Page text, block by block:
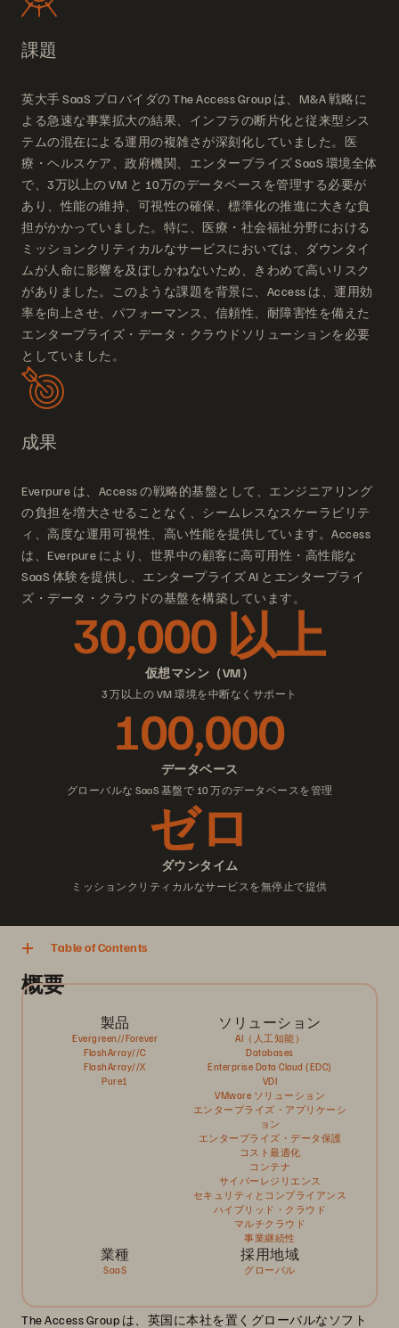
課題
英大手 SaaS プロバイダの The Access Group は、M&A 戦略に
よる急速な事業拡大の結果、インフラの断片化と従来型シス
テムの混在による運用の複雑さが深刻化していました。医
療・ヘルスケア、政府機関、エンタープライズ SaaS 環境全体
で、3万以上の VM と 10万のデータベースを管理する必要が
あり、性能の維持、可視性の確保、標準化の推進に大きな負
担がかかっていました。特に、医療・社会福祉分野における
ミッションクリティカルなサービスにおいては、ダウンタイ
ムが人命に影響を及ぼしかねないため、きわめて高いリスク
がありました。このような課題を背景に、Access は、運用効
率を向上させ、パフォーマンス、信頼性、耐障害性を備えた
エンタープライズ・データ・クラウドソリューションを必要
としていました。
成果
Everpure は、Access の戦略的基盤として、エンジニアリング
の負担を増大させることなく、シームレスなスケーラビリテ
ィ、高度な運用可視性、高い性能を提供しています。Access
は、Everpure により、世界中の顧客に高可用性・高性能な
SaaS 体験を提供し、エンタープライズ AI とエンタープライ
ズ・データ・クラウドの基盤を構築しています。
仮想マシン（VM）
30,000 以上
3 万以上の VM 環境を中断なくサポート
データベース
100,000
グローバルな SaaS 基盤で 10 万のデータベースを管理
ダウンタイム
ゼロ
ミッションクリティカルなサービスを無停止で提供
Table of Contents
概要
製品
Evergreen//Forever
FlashArray//C
FlashArray//X
Pure1
ソリューション
AI（人工知能）
Databases
Enterprise Data Cloud (EDC)
VDI
VMware ソリューション
エンタープライズ・アプリケーシ
ョン
エンタープライズ・データ保護
コスト最適化
コンテナ
サイバーレジリエンス
セキュリティとコンプライアンス
ハイブリッド・クラウド
マルチクラウド
事業継続性
業種
SaaS
採用地域
グローバル
The Access Group は、英国に本社を置くグローバルなソフト